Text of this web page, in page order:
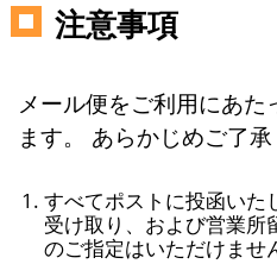
注意事項
メール便をご利用にあた
ます。 あらかじめご了承
すべてポストに投函いた
受け取り、および営業所
のご指定はいただけませ